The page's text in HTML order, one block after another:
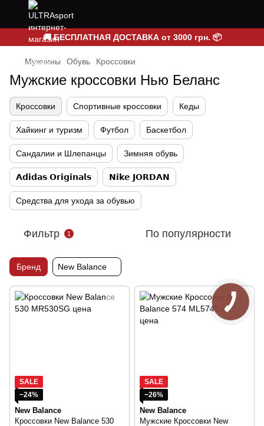
🚚 БЕСПЛАТНАЯ ДОСТАВКА от 3000 грн. 📦
Мужчины Обувь Кроссовки
Мужские кроссовки Нью Беланс
Кроссовки Спортивные кроссовки Кеды
Хайкинг и туризм Футбол Баскетбол
Сандалии и Шлепанцы Зимняя обувь
𝗔𝗱𝗶𝗱𝗮𝘀 𝗢𝗿𝗶𝗴𝗶𝗻𝗮𝗹𝘀 𝗡𝗶𝗸𝗲 𝗝𝗢𝗥𝗗𝗔𝗡
Средства для ухода за обувью
Фильтр 1 По популярности
Бренд New Balance
SALE
−24%
New Balance
Кроссовки New Balance 530
SALE
−26%
New Balance
Мужские Кроссовки New